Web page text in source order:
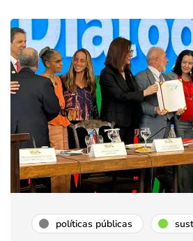
políticas públicas